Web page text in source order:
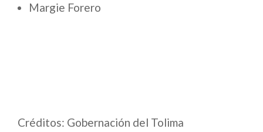
Margie Forero
Créditos: Gobernación del Tolima